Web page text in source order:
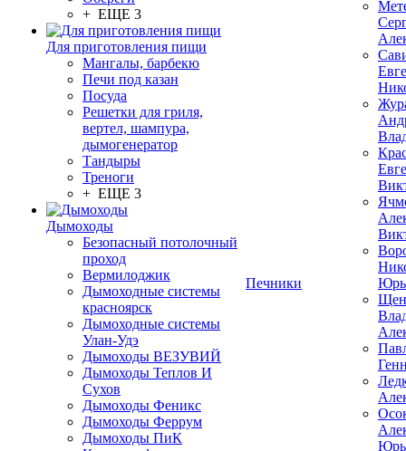
+ ЕЩЕ 3
Для приготовления пищи
Мангалы, барбекю
Печи под казан
Посуда
Решетки для гриля,
вертел, шампура,
дымогенератор
Тандыры
Треноги
+ ЕЩЕ 3
Дымоходы
Безопасный потолочный
проход
Вермилоджик
Дымоходные системы
красноярск
Дымоходные системы
Улан-Удэ
Дымоходы ВЕЗУВИЙ
Дымоходы Теплов И
Сухов
Дымоходы Феникс
Дымоходы Феррум
Дымоходы ПиК
Печники